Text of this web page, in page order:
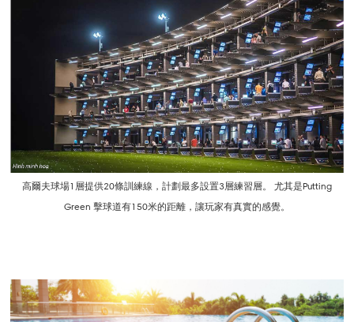
高爾夫球場1層提供20條訓練線，計劃最多設置3層練習層。 尤其是Putting
Green 擊球道有150米的距離，讓玩家有真實的感覺。